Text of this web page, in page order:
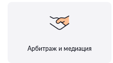
Арбитраж и медиация